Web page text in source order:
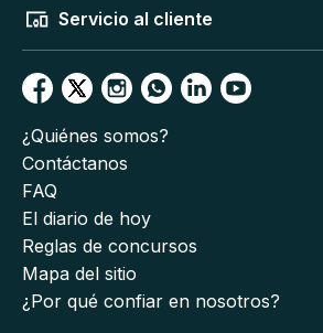
Servicio al cliente
¿Quiénes somos?
Contáctanos
FAQ
El diario de hoy
Reglas de concursos
Mapa del sitio
¿Por qué confiar en nosotros?